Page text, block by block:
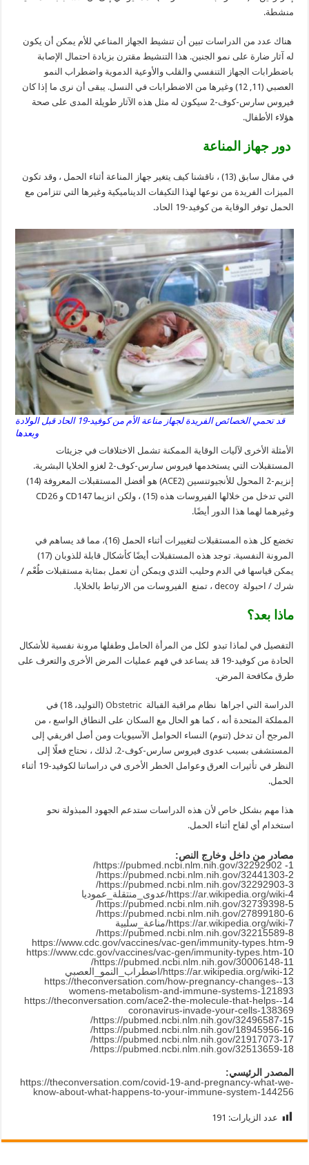
منشطة.
هناك عدد من الدراسات تبين أن تنشيط الجهاز المناعي للأم يمكن أن يكون
له آثار ضارة على نمو الجنين. هذا التنشيط مقترن بزيادة احتمال الإصابة
باضطرابات الجهاز التنفسي والقلب والأوعية الدموية واضطراب النمو
العصبي (11, 12) وغيرها من الاضطرابات في النسل. يبقى أن نرى ما إذا كان
فيروس سارس-كوف-2 سيكون له مثل هذه الآثار طويلة المدى على صحة
هؤلاء الأطفال.
دور جهاز المناعة
في مقال سابق (13) ، ناقشنا كيف يتغير جهاز المناعة أثناء الحمل ، وقد تكون
الميزات الفريدة من نوعها لهذا التكيفات الديناميكية وغيرها التي تتزامن مع
الحمل توفر الوقاية من كوفيد-19 الحاد.
قد تحمي الخصائص الفريدة لجهاز مناعة الأم من كوفيد-19 الحاد قبل الولادة
وبعدها
الأمثلة الأخرى لآليات الوقاية الممكنة تشمل الاختلافات في جزيئات
المستقبلات التي يستخدمها فيروس سارس-كوف-2 لغزو الخلايا البشرية.
إنزيم-2 المحول للأنجيوتنسين (ACE2) هو أفضل المستقبلات المعروفة (14)
التي تدخل من خلالها الفيروسات هذه (15) ، ولكن انزيما CD147 و CD26
وغيرهما لهما هذا الدور أيضًا.
تخضع كل هذه المستقبلات لتغييرات أثناء الحمل (16)، مما قد يساهم في
المرونة النفسية. توجد هذه المستقبلات أيضًا كأشكال قابلة للذوبان (17)
يمكن قياسها في الدم وحليب الثدي ويمكن أن تعمل بمثابة مستقبلات طُعْم /
شرك / احبولة decoy ، تمنع الفيروسات من الارتباط بالخلايا.
ماذا بعد؟
التفصيل في لماذا تبدو لكل من المرأة الحامل وطفلها مرونة نفسية للأشكال
الحادة من كوفيد-19 قد يساعد في فهم عمليات المرض الأخرى والتعرف على
طرق مكافحة المرض.
الدراسة التي اجراها نظام مراقبة القبالة Obstetric
(التوليد، 18) في
المملكة المتحدة أنه ، كما هو الحال مع السكان على النطاق الواسع ، من
المرجح أن تدخل (تنوم) النساء الحوامل الآسيويات ومن أصل افريقي إلى
المستشفى بسبب عدوى فيروس سارس-كوف-2. لذلك ، نحتاج فعلًا إلى
النظر في تأثيرات العرق وعوامل الخطر الأخرى في دراساتنا لكوفيد-19 أثناء
الحمل.
هذا مهم بشكل خاص لأن هذه الدراسات ستدعم الجهود المبذولة نحو
استخدام أي لقاح أثناء الحمل.
مصادر من داخل وخارج النص:
1-
https://pubmed.ncbi.nlm.nih.gov/32292902/
2-
https://pubmed.ncbi.nlm.nih.gov/32441303/
3-
https://pubmed.ncbi.nlm.nih.gov/32292903/
4-
https://ar.wikipedia.org/wiki/عدوى_منتقلة_عموديا
5-
https://pubmed.ncbi.nlm.nih.gov/32739398/
6-
https://pubmed.ncbi.nlm.nih.gov/27899180/
7-
https://ar.wikipedia.org/wiki/مناعة_سلبية
8-
https://pubmed.ncbi.nlm.nih.gov/32215589/
9-
https://www.cdc.gov/vaccines/vac-gen/immunity-types.htm
10-
https://www.cdc.gov/vaccines/vac-gen/immunity-types.htm
11-
https://pubmed.ncbi.nlm.nih.gov/30006148/
12-
https://ar.wikipedia.org/wiki/اضطراب_النمو_العصبي
13-
https://theconversation.com/how-pregnancy-changes-
womens-metabolism-and-immune-systems-121893
14-
https://theconversation.com/ace2-the-molecule-that-helps-
coronavirus-invade-your-cells-138369
15-
https://pubmed.ncbi.nlm.nih.gov/32496587/
16-
https://pubmed.ncbi.nlm.nih.gov/18945956/
17-
https://pubmed.ncbi.nlm.nih.gov/21917073/
18-
https://pubmed.ncbi.nlm.nih.gov/32513659/
المصدر الرئيسي:
https://theconversation.com/covid-19-and-pregnancy-what-we-
know-about-what-happens-to-your-immune-system-144256
عدد الزيارات: 191